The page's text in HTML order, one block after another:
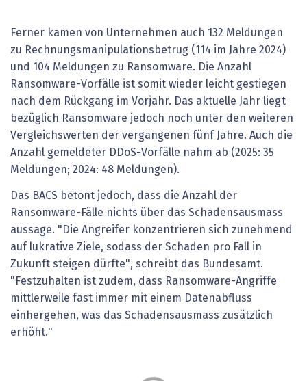
Ferner kamen von Unternehmen auch 132 Meldungen
zu Rechnungsmanipulationsbetrug (114 im Jahre 2024)
und 104 Meldungen zu Ransomware. Die Anzahl
Ransomware-Vorfälle ist somit wieder leicht gestiegen
nach dem Rückgang im Vorjahr. Das aktuelle Jahr liegt
bezüglich Ransomware jedoch noch unter den weiteren
Vergleichswerten der vergangenen fünf Jahre. Auch die
Anzahl gemeldeter DDoS-Vorfälle nahm ab (2025: 35
Meldungen; 2024: 48 Meldungen).
Das BACS betont jedoch, dass die Anzahl der
Ransomware-Fälle nichts über das Schadensausmass
aussage. "Die Angreifer konzentrieren sich zunehmend
auf lukrative Ziele, sodass der Schaden pro Fall in
Zukunft steigen dürfte", schreibt das Bundesamt.
"Festzuhalten ist zudem, dass Ransomware-Angriffe
mittlerweile fast immer mit einem Datenabfluss
einhergehen, was das Schadensausmass zusätzlich
erhöht."